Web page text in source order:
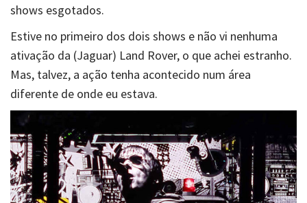
shows esgotados.
Estive no primeiro dos dois shows e não vi nenhuma
ativação da (Jaguar) Land Rover, o que achei estranho.
Mas, talvez, a ação tenha acontecido num área
diferente de onde eu estava.